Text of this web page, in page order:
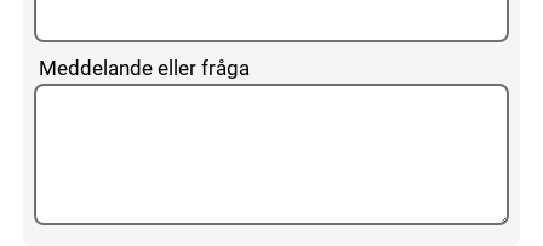
Meddelande eller fråga